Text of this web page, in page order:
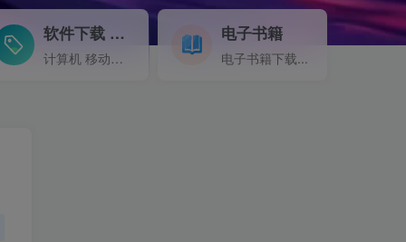
软件下载GO
计算机 移动设备 软件下载....
电子书籍
电子书籍下载...